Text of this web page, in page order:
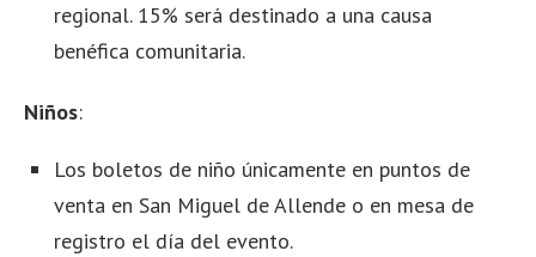
regional. 15% será destinado a una causa
benéfica comunitaria.
Niños:
Los boletos de niño únicamente en puntos de
venta en San Miguel de Allende o en mesa de
registro el día del evento.